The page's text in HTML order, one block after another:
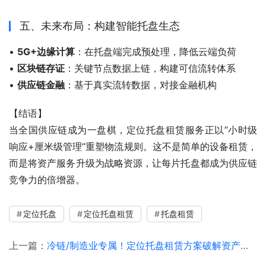
五、未来布局：构建智能托盘生态
• 5G+边缘计算 ：在托盘端完成预处理，降低云端负荷
• 区块链存证 ：关键节点数据上链，构建可信流转体系
• 供应链金融 ：基于真实流转数据，对接金融机构
【结语】
当全国供应链成为一盘棋，定位托盘租赁服务正以”小时级
响应+厘米级管理”重塑物流规则。这不是简单的设备租赁，
而是将资产服务升级为战略资源，让每片托盘都成为供应链
竞争力的倍增器。
定位托盘 定位托盘租赁 托盘租赁
上一篇： 冷链/制造业专属！定位托盘租赁方案破解资产管理难题